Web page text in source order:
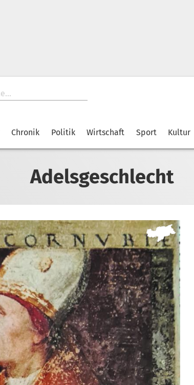
Chronik Politik Wirtschaft Sport Kultur
Adelsgeschlecht